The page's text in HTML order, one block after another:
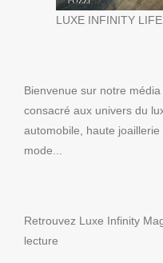
LUXE INFINITY
Bienvenue sur notre
consacré aux univers du
automobile, haute
mode...
Retrouvez Luxe Infinity
lecture